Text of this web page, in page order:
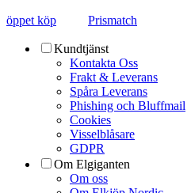
öppet köp Prismatch
Kundtjänst
Kontakta Oss
Frakt & Leverans
Spåra Leverans
Phishing och Bluffmail
Cookies
Visselblåsare
GDPR
Om Elgiganten
Om oss